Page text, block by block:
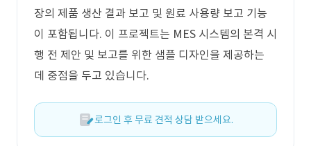
장의 제품 생산 결과 보고 및 원료 사용량 보고 기능
이 포함됩니다. 이 프로젝트는 MES 시스템의 본격 시
행 전 제안 및 보고를 위한 샘플 디자인을 제공하는
데 중점을 두고 있습니다.
로그인 후 무료 견적 상담 받으세요.